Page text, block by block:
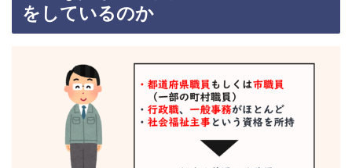
をしているのか